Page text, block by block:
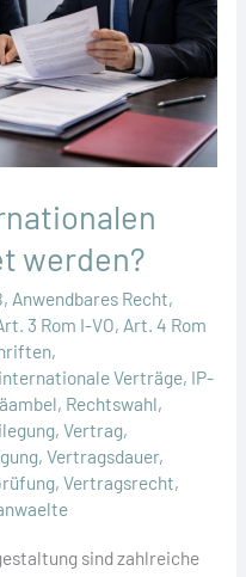
werden?
, Anwendbares Recht,
3 Rom I-VO, Art. 4 Rom
,
internationale Verträge, IP-
, Rechtswahl,
, Vertrag,
, Vertragsdauer,
, Vertragsrecht,
sind zahlreiche